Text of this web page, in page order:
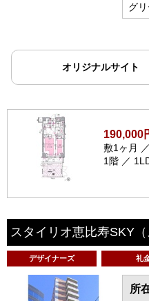
グ
オリジナルサイト
190,000
敷1ヶ月
1階 ／
スタイリオ恵比寿SKY
デザイナーズ 礼
所